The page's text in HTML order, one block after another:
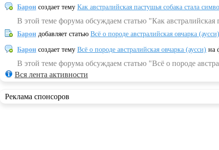
Барон создает тему Как австралийская пастушья собака стала
В этой теме форума обсуждаем статью "Как
Барон добавляет статью Всё о породе австралийская овчарка (аусси)
Барон создает тему Всё о породе австралийская овчарка (аусси) на
В этой теме форума обсуждаем статью "Всё о породе
Вся лента активности
Реклама спонсоров